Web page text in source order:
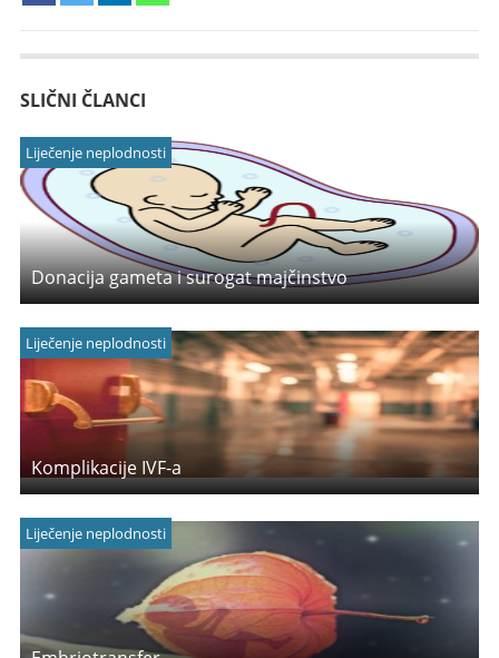
SLIČNI ČLANCI
Liječenje neplodnosti
Donacija gameta i surogat majčinstvo
Liječenje neplodnosti
Komplikacije IVF-a
Liječenje neplodnosti